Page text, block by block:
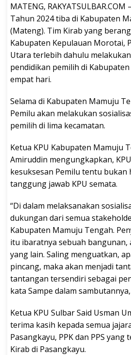
MATENG,
Tahun 2024 tiba di Kabupaten
(Mateng). Tim Kirab yang
Kabupaten Kepulauan Morotai,
Utara terlebih dahulu
pendidikan pemilih di
empat hari.
Selama di Kabupaten Mamuju
Pemilu akan melakukan
pemilih di lima kecamatan.
Ketua KPU Kabupaten Mamuju
Amiruddin mengungkapkan,
kesuksesan Pemilu tentu bukan
tanggung jawab KPU semata.
“Di dalam melaksanakan
dukungan dari semua
Kabupaten Mamuju Tengah.
itu ibaratnya sebuah bangunan,
yang lain. Saling menguatkan,
pincang, maka akan menjadi
tantangan tersendiri sebagai
kata Sampe dalam
Ketua KPU Sulbar Said Usman
terima kasih kepada semua
Pasangkayu, PPK dan PPS yang
Kirab di Pasangkayu.